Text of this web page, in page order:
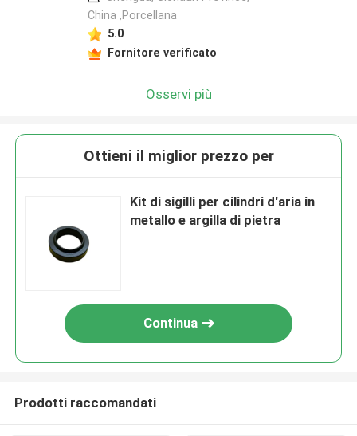
China ,Porcellana
5.0
Fornitore verificato
Osservi più
Ottieni il miglior prezzo per
Kit di sigilli per cilindri d'aria in
metallo e argilla di pietra
Continua
Prodotti raccomandati